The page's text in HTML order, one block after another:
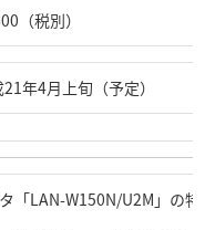
（税別）
年4月上旬（予定）
「LAN-W150N/U2M」の特長